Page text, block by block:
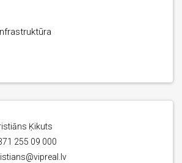
Ķikuts
255 09 000